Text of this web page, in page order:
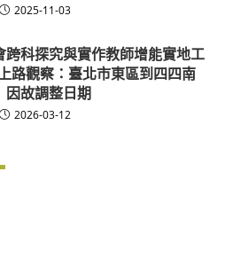
2025-11-03
科探究與實作教師增能實地工
路觀察：臺北市東區到四四南
因故調整日期
2026-03-12